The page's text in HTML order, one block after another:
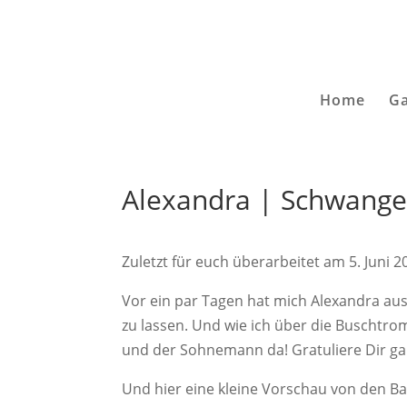
Home
Alexandra |
Zuletzt für euch überarbeitet am 5. Juni
Vor ein par Tagen hat mich Alexandra
zu lassen. Und wie ich über die
und der Sohnemann da! Gratuliere Dir
Und hier eine kleine Vorschau von den